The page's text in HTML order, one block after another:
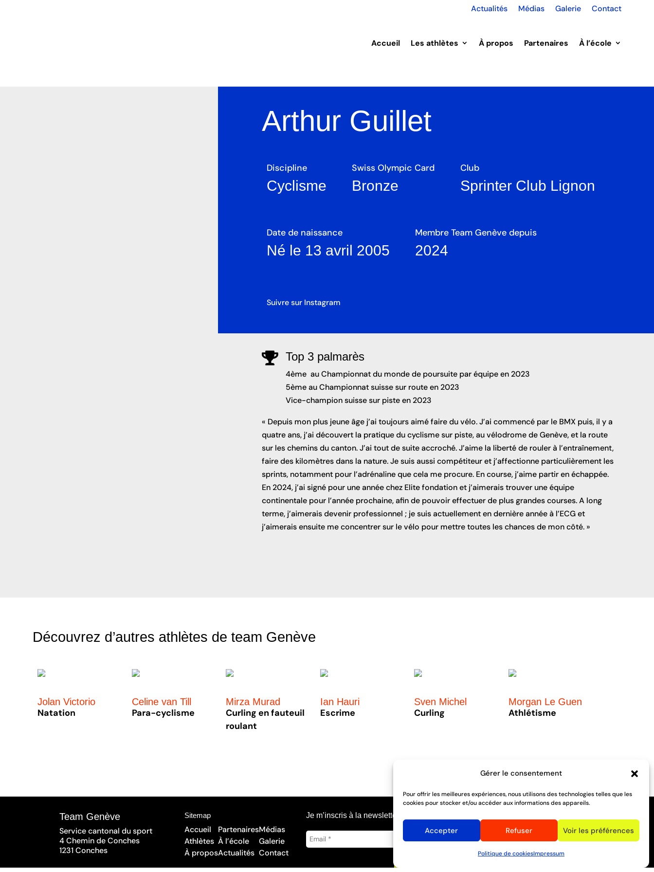
Gérer le consentement
Pour offrir les meilleures expériences, nous utilisons des technologies telles que les
cookies pour stocker et/ou accéder aux informations des appareils.
Accepter Refuser Voir les préférences
Politique de cookiesImpressum
Actualités Médias Galerie Contact
Accueil Les athlètes À propos Partenaires À l’école
Arthur Guillet
Discipline
Cyclisme
Swiss Olympic Card
Bronze
Club
Sprinter Club Lignon
Date de naissance
Né le 13 avril 2005
Membre Team Genève depuis
2024
Suivre sur Instagram
 Top 3 palmarès
4ème au Championnat du monde de poursuite par équipe en 2023
5ème au Championnat suisse sur route en 2023
Vice-champion suisse sur piste en 2023
« Depuis mon plus jeune âge j’ai toujours aimé faire du vélo. J’ai commencé par le BMX puis, il y a
quatre ans, j’ai découvert la pratique du cyclisme sur piste, au vélodrome de Genève, et la route
sur les chemins du canton. J’ai tout de suite accroché. J’aime la liberté de rouler à l’entraînement,
faire des kilomètres dans la nature. Je suis aussi compétiteur et j’affectionne particulièrement les
sprints, notamment pour l’adrénaline que cela me procure. En course, j’aime partir en échappée.
En 2024, j’ai signé pour une année chez Elite fondation et j’aimerais trouver une équipe
continentale pour l’année prochaine, afin de pouvoir effectuer de plus grandes courses. A long
terme, j’aimerais devenir professionnel ; je suis actuellement en dernière année à l’ECG et
j’aimerais ensuite me concentrer sur le vélo pour mettre toutes les chances de mon côté. »
Découvrez d’autres athlètes de team Genève
Jolan Victorio
Natation
Celine van Till
Para-cyclisme
Mirza Murad
Curling en fauteuil
roulant
Ian Hauri
Escrime
Sven Michel
Curling
Morgan Le Guen
Athlétisme
Team Genève
Service cantonal du sport
4 Chemin de Conches
1231 Conches
Sitemap
Accueil
Athlètes
À propos
Partenaires
À l’école
Actualités
Médias
Galerie
Contact
Je m’inscris à la newsletter